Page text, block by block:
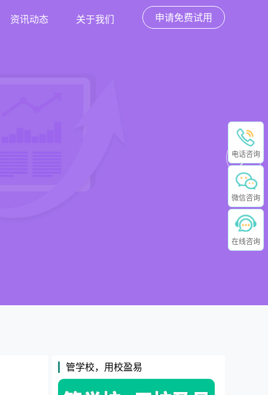
资讯动态 关于我们 申请免费试用
管学校，用校盈易
电话咨询
微信咨询
在线咨询